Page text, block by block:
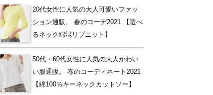
20代女性に人気の大人可愛いファッ
ション通販。 春のコーデ2021 【選べ
るネック綿混リブニット】
50代・60代女性に人気の大人かわい
い服通販。 春のコーディネート2021
【綿100％キーネックカットソー】